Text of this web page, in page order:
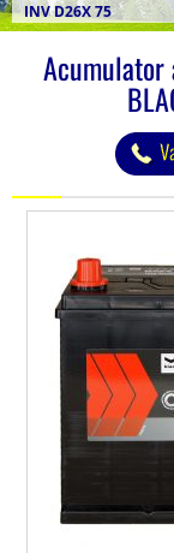
INV D26X 75
Acumulator